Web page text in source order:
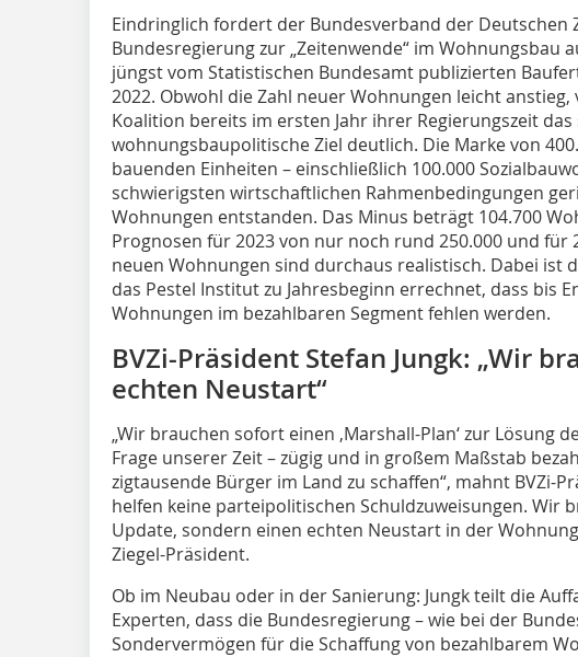
Eindringlich fordert der Bundesverband der Deutschen
Bundesregierung zur „Zeitenwende“ im Wohnungsbau
jüngst vom Statistischen Bundesamt publizierten
2022. Obwohl die Zahl neuer Wohnungen leicht
Koalition bereits im ersten Jahr ihrer Regierungszeit
wohnungsbaupolitische Ziel deutlich. Die Marke von
bauenden Einheiten – einschließlich 100.000
schwierigsten wirtschaftlichen Rahmenbedingungen
Wohnungen entstanden. Das Minus beträgt 104.700
Prognosen für 2023 von nur noch rund 250.000 und für
neuen Wohnungen sind durchaus realistisch. Dabei ist
das Pestel Institut zu Jahresbeginn errechnet, dass bis
Wohnungen im bezahlbaren Segment fehlen werden.
BVZi-Präsident Stefan Jungk: „Wir
echten Neustart“
„Wir brauchen sofort einen ,Marshall-Plan‘ zur Lösung
Frage unserer Zeit – zügig und in großem Maßstab
zigtausende Bürger im Land zu schaffen“, mahnt BVZi-
helfen keine parteipolitischen Schuldzuweisungen. Wir
Update, sondern einen echten Neustart in der
Ziegel-Präsident.
Ob im Neubau oder in der Sanierung: Jungk teilt die
Experten, dass die Bundesregierung – wie bei der
Sondervermögen für die Schaffung von bezahlbarem